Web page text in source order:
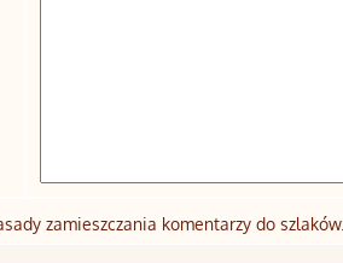
zamieszczania komentarzy do szlaków.